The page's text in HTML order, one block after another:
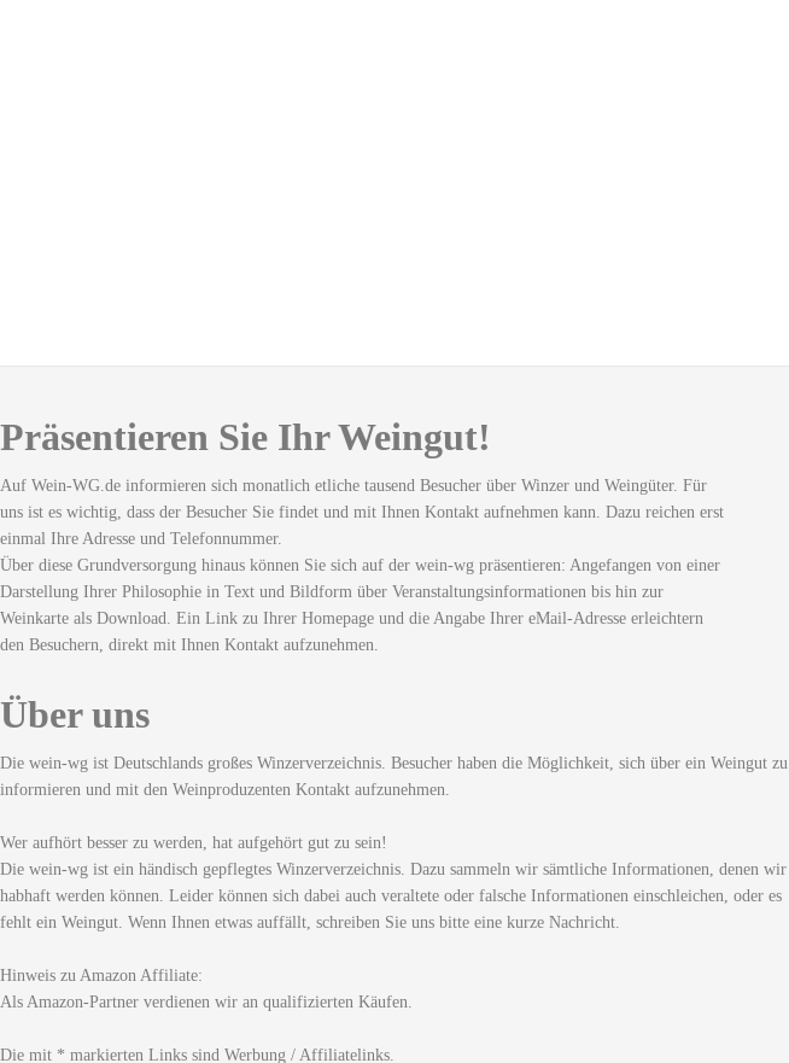
Präsentieren Sie Ihr Weingut!
Auf Wein-WG.de informieren sich monatlich etliche tausend Besucher über Winzer und Weingüter. Für
uns ist es wichtig, dass der Besucher Sie findet und mit Ihnen Kontakt aufnehmen kann. Dazu reichen erst
einmal Ihre Adresse und Telefonnummer.
Über diese Grundversorgung hinaus können Sie sich auf der wein-wg präsentieren: Angefangen von einer
Darstellung Ihrer Philosophie in Text und Bildform über Veranstaltungsinformationen bis hin zur
Weinkarte als Download. Ein Link zu Ihrer Homepage und die Angabe Ihrer eMail-Adresse erleichtern
den Besuchern, direkt mit Ihnen Kontakt aufzunehmen.
Über uns
Die wein-wg ist Deutschlands großes Winzerverzeichnis. Besucher haben die Möglichkeit, sich über ein Weingut zu
informieren und mit den Weinproduzenten Kontakt aufzunehmen.
Wer aufhört besser zu werden, hat aufgehört gut zu sein!
Die wein-wg ist ein händisch gepflegtes Winzerverzeichnis. Dazu sammeln wir sämtliche Informationen, denen wir
habhaft werden können. Leider können sich dabei auch veraltete oder falsche Informationen einschleichen, oder es
fehlt ein Weingut. Wenn Ihnen etwas auffällt, schreiben Sie uns bitte eine kurze Nachricht.
Hinweis zu Amazon Affiliate:
Als Amazon-Partner verdienen wir an qualifizierten Käufen.
Die mit * markierten Links sind Werbung / Affiliatelinks.